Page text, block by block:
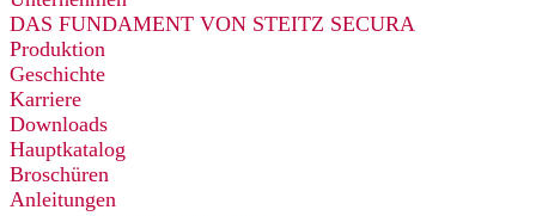
DAS FUNDAMENT VON STEITZ SECURA
Produktion
Geschichte
Karriere
Downloads
Hauptkatalog
Broschüren
Anleitungen